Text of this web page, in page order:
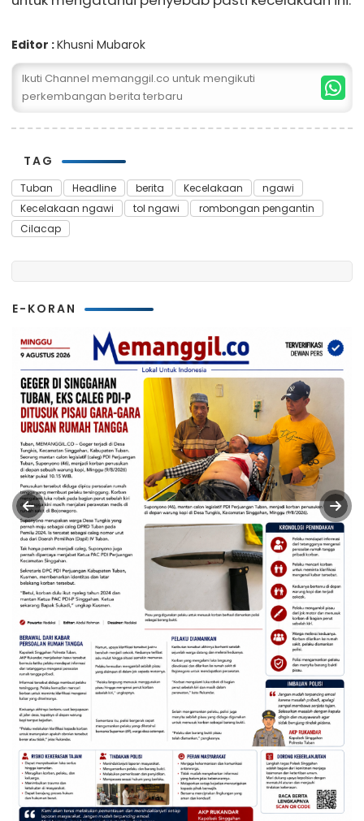
Editor :Khusni Mubarok
Ikuti Channel memanggil.co untuk mengikuti
perkembangan berita terbaru
TAG
Tuban Headline berita Kecelakaan
ngawi
Kecelakaan ngawi
tol ngawi
rombongan pengantin
Cilacap
E-KORAN